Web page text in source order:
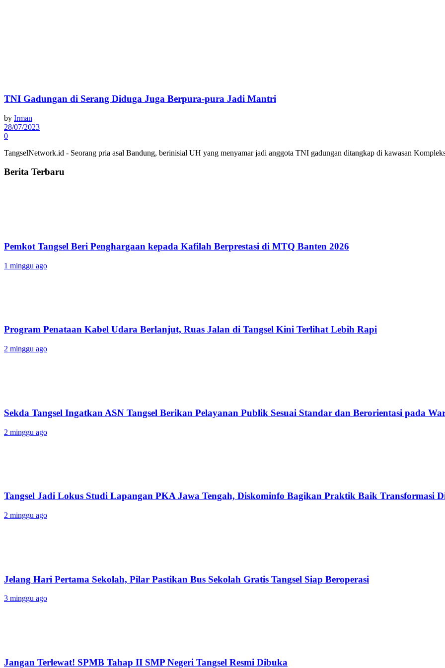
TNI Gadungan di Serang Diduga Juga Berpura-pura Jadi Mantri
by Irman
28/07/2023
0
TangselNetwork.id - Seorang pria asal Bandung, berinisial UH yang menyamar jadi anggota TNI gadungan ditangkap di kawasan
Berita Terbaru
Pemkot Tangsel Beri Penghargaan kepada Kafilah Berprestasi di MTQ Banten 2026
1 minggu ago
Program Penataan Kabel Udara Berlanjut, Ruas Jalan di Tangsel Kini Terlihat Lebih Rapi
2 minggu ago
Sekda Tangsel Ingatkan ASN Tangsel Berikan Pelayanan Publik Sesuai Standar dan Berorientasi pada
2 minggu ago
Tangsel Jadi Lokus Studi Lapangan PKA Jawa Tengah, Diskominfo Bagikan Praktik Baik Transformasi
2 minggu ago
Jelang Hari Pertama Sekolah, Pilar Pastikan Bus Sekolah Gratis Tangsel Siap Beroperasi
3 minggu ago
Jangan Terlewat! SPMB Tahap II SMP Negeri Tangsel Resmi Dibuka